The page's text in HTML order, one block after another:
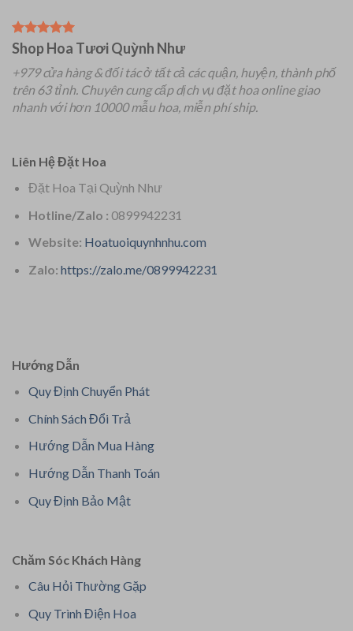
Shop Hoa Tươi Quỳnh Như
+979 cửa hàng & đối tác ở tất cả các quận, huyện, thành phố
trên 63 tỉnh. Chuyên cung cấp dịch vụ đặt hoa online giao
nhanh với hơn 10000 mẫu hoa, miễn phí ship.
Liên Hệ Đặt Hoa
Đặt Hoa Tại Quỳnh Như
Hotline/Zalo : 0899942231
Website: Hoatuoiquynhnhu.com
Zalo: https://zalo.me/0899942231
Hướng Dẫn
Quy Định Chuyển Phát
Chính Sách Đổi Trả
Hướng Dẫn Mua Hàng
Hướng Dẫn Thanh Toán
Quy Định Bảo Mật
Chăm Sóc Khách Hàng
Câu Hỏi Thường Gặp
Quy Trình Điện Hoa